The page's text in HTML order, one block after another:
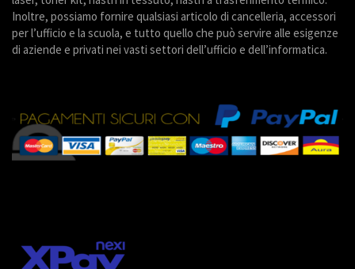
Inoltre, possiamo fornire qualsiasi articolo di cancelleria, accessori
per l’ufficio e la scuola, e tutto quello che può servire alle esigenze
di aziende e privati nei vasti settori dell’ufficio e dell’informatica.